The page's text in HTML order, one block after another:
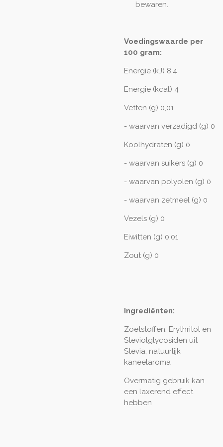
bewaren.
Voedingswaarde per
100 gram:
Energie (kJ) 8,4
Energie (kcal) 4
Vetten (g) 0,01
- waarvan verzadigd (g) 0
Koolhydraten (g) 0
- waarvan suikers (g) 0
- waarvan polyolen (g) 0
- waarvan zetmeel (g) 0
Vezels (g) 0
Eiwitten (g) 0,01
Zout (g) 0
Ingrediënten:
Zoetstoffen: Erythritol en
Steviolglycosiden uit
Stevia, natuurlijk
kaneelaroma
Overmatig gebruik kan
een laxerend effect
hebben